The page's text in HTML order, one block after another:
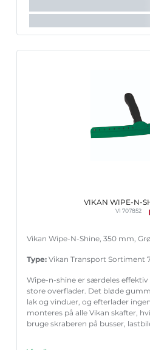
VIKAN WIPE-N-
VI 707852
Vikan Wipe-N-Shine, 350 mm,
Type:Vikan Transport Sortiment
Wipe-n-shine er særdeles effektiv
store overflader. Det bløde
lak og vinduer, og efterlader
monteres på alle Vikan skafter,
bruge skraberen på busser,